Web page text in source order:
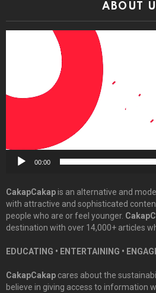
ABOUT
00:00
CakapCakapis an alternative and
with attractive and sophisticated
people who are or feel younger.
destination with over 14,000+ articles
EDUCATING • ENTERTAINING •
CakapCakap cares about the
believe in giving access to information